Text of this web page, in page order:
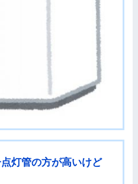
灯管の方が高いけど